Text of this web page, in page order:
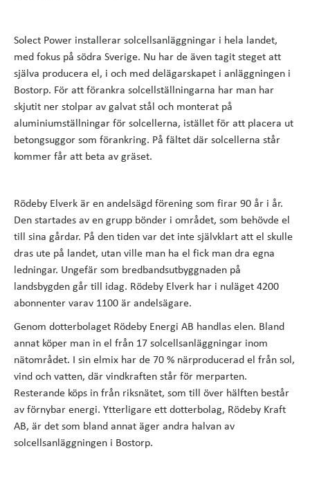
Solect Power installerar solcellsanläggningar i hela landet,
med fokus på södra Sverige. Nu har de även tagit steget att
själva producera el, i och med delägarskapet i anläggningen i
Bostorp. För att förankra solcellställningarna har man har
skjutit ner stolpar av galvat stål och monterat på
aluminiumställningar för solcellerna, istället för att placera ut
betongsuggor som förankring. På fältet där solcellerna står
kommer får att beta av gräset.
Rödeby Elverk är en andelsägd förening som firar 90 år i år.
Den startades av en grupp bönder i området, som behövde el
till sina gårdar. På den tiden var det inte självklart att el skulle
dras ute på landet, utan ville man ha el fick man dra egna
ledningar. Ungefär som bredbandsutbyggnaden på
landsbygden går till idag. Rödeby Elverk har i nuläget 4200
abonnenter varav 1100 är andelsägare.
Genom dotterbolaget Rödeby Energi AB handlas elen. Bland
annat köper man in el från 17 solcellsanläggningar inom
nätområdet. I sin elmix har de 70 % närproducerad el från sol,
vind och vatten, där vindkraften står för merparten.
Resterande köps in från riksnätet, som till över hälften består
av förnybar energi. Ytterligare ett dotterbolag, Rödeby Kraft
AB, är det som bland annat äger andra halvan av
solcellsanläggningen i Bostorp.